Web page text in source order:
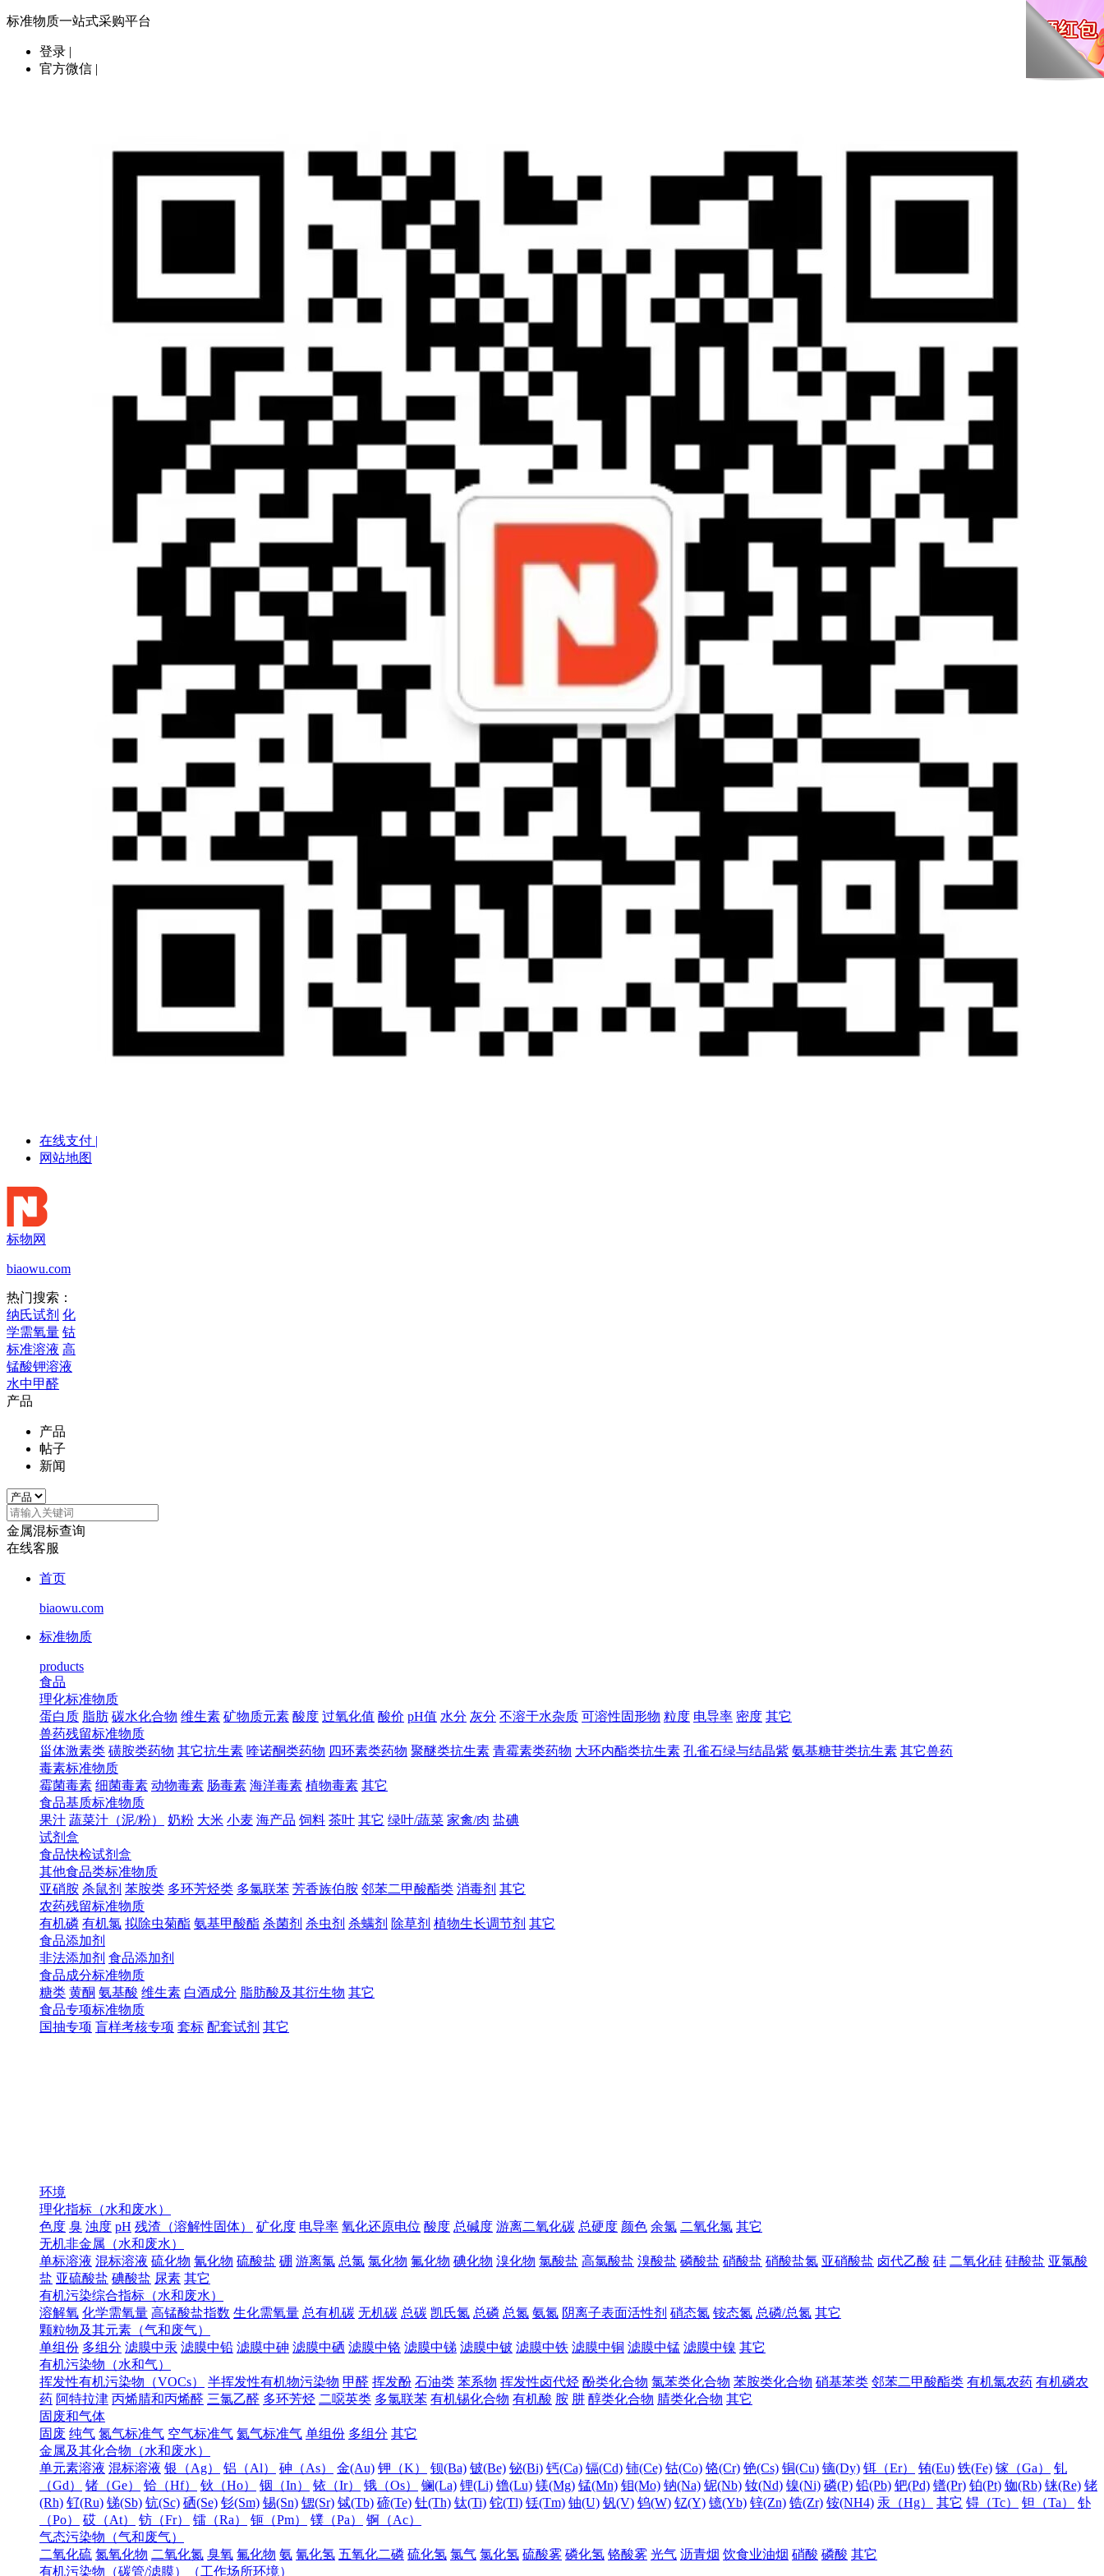
标准物质一站式采购平台
登录 |
官方微信 |
在线支付 |
网站地图
标物网
biaowu.com
热门搜索：
纳氏试剂 化
学需氧量 钴
标准溶液 高
锰酸钾溶液
水中甲醛
产品
产品
帖子
新闻
金属混标查询
在线客服
首页
biaowu.com
标准物质
products
食品
理化标准物质
蛋白质 脂肪 碳水化合物 维生素 矿物质元素 酸度 过氧化值 酸价 pH值 水分 灰分 不溶于水杂质 可溶性固形物 粒度 电导率 密度 其它
兽药残留标准物质
甾体激素类 磺胺类药物 其它抗生素 喹诺酮类药物 四环素类药物 聚醚类抗生素 青霉素类药物 大环内酯类抗生素 孔雀石绿与结晶紫 氨基糖苷类抗生素 其它兽药
毒素标准物质
霉菌毒素 细菌毒素 动物毒素 肠毒素 海洋毒素 植物毒素 其它
食品基质标准物质
果汁 蔬菜汁（泥/粉） 奶粉 大米 小麦 海产品 饲料 茶叶 其它 绿叶/蔬菜 家禽/肉 盐碘
试剂盒
食品快检试剂盒
其他食品类标准物质
亚硝胺 杀鼠剂 苯胺类 多环芳烃类 多氯联苯 芳香族伯胺 邻苯二甲酸酯类 消毒剂 其它
农药残留标准物质
有机磷 有机氯 拟除虫菊酯 氨基甲酸酯 杀菌剂 杀虫剂 杀螨剂 除草剂 植物生长调节剂 其它
食品添加剂
非法添加剂 食品添加剂
食品成分标准物质
糖类 黄酮 氨基酸 维生素 白酒成分 脂肪酸及其衍生物 其它
食品专项标准物质
国抽专项 盲样考核专项 套标 配套试剂 其它
环境
理化指标（水和废水）
色度 臭 浊度 pH 残渣（溶解性固体） 矿化度 电导率 氧化还原电位 酸度 总碱度 游离二氧化碳 总硬度 颜色 余氯 二氧化氯 其它
无机非金属（水和废水）
单标溶液 混标溶液 硫化物 氰化物 硫酸盐 硼 游离氯 总氯 氯化物 氟化物 碘化物 溴化物 氯酸盐 高氯酸盐 溴酸盐 磷酸盐 硝酸盐 硝酸盐氮 亚硝酸盐 卤代乙酸 硅 二氧化硅 硅酸盐 亚氯酸
盐 亚硫酸盐 碘酸盐 尿素 其它
有机污染综合指标（水和废水）
溶解氧 化学需氧量 高锰酸盐指数 生化需氧量 总有机碳 无机碳 总碳 凯氏氮 总磷 总氮 氨氮 阴离子表面活性剂 硝态氮 铵态氮 总磷/总氮 其它
颗粒物及其元素（气和废气）
单组份 多组分 滤膜中汞 滤膜中铅 滤膜中砷 滤膜中硒 滤膜中铬 滤膜中锑 滤膜中铍 滤膜中铁 滤膜中铜 滤膜中锰 滤膜中镍 其它
有机污染物（水和气）
挥发性有机污染物（VOCs）
半挥发性有机物污染物 甲醛 挥发酚 石油类 苯系物 挥发性卤代烃 酚类化合物 氯苯类化合物 苯胺类化合物 硝基苯类 邻苯二甲酸酯类 有机氯农药 有机磷农
药 阿特拉津 丙烯腈和丙烯醛 三氯乙醛 多环芳烃 二噁英类 多氯联苯 有机锡化合物 有机酸 胺 肼 醇类化合物 腈类化合物 其它
固废和气体
固废 纯气 氮气标准气 空气标准气 氦气标准气 单组份 多组分 其它
金属及其化合物（水和废水）
单元素溶液 混标溶液 银（Ag） 铝（Al） 砷（As） 金(Au) 钾（K） 钡(Ba) 铍(Be) 铋(Bi) 钙(Ca) 镉(Cd) 铈(Ce) 钴(Co) 铬(Cr) 铯(Cs) 铜(Cu) 镝(Dy) 铒（Er） 铕(Eu) 铁(Fe) 镓（Ga）
钆
（Gd）
锗（Ge） 铪（Hf） 钬（Ho） 铟（In） 铱（Ir） 锇（Os） 镧(La) 锂(Li) 镥(Lu) 镁(Mg) 锰(Mn) 钼(Mo) 钠(Na) 铌(Nb) 钕(Nd) 镍(Ni) 磷(P) 铅(Pb) 钯(Pd) 镨(Pr) 铂(Pt) 铷(Rb) 铼(Re) 铑
(Rh) 钌(Ru) 锑(Sb) 钪(Sc) 硒(Se) 钐(Sm) 锡(Sn) 锶(Sr) 铽(Tb) 碲(Te) 钍(Th) 钛(Ti) 铊(Tl) 铥(Tm) 铀(U) 钒(V) 钨(W) 钇(Y) 镱(Yb) 锌(Zn) 锆(Zr) 铵(NH4) 汞（Hg） 其它 锝（Tc） 钽（Ta）
钋
（Po）
砹（At） 钫（Fr） 镭（Ra） 钷（Pm） 镤（Pa）
锕（Ac）
气态污染物（气和废气）
二氧化硫 氮氧化物 二氧化氮 臭氧 氟化物 氨 氰化氢 五氧化二磷 硫化氢 氯气 氯化氢 硫酸雾 磷化氢 铬酸雾 光气 沥青烟 饮食业油烟 硝酸 磷酸 其它
有机污染物（碳管/滤膜）（工作场所环境）